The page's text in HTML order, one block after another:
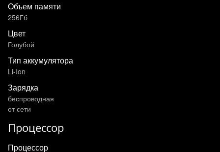
Объем памяти
256Гб
Цвет
Голубой
Тип аккумулятора
Li-Ion
Зарядка
беспроводная
от сети
Процессор
Процессор